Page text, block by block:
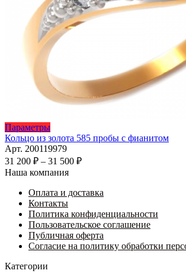
ПараметрыЭтот
товар
имеет
несколько
вариаций.
можно
выбрать
на
странице
товара.
Кольцо из золота 585 пробы с фианитом
Арт. 200119979
31 200 ₽ – 31 500 ₽Диапазон
200 ₽
31
500 ₽
Наша компания
Оплата и доставка
Контакты
Политика конфиденциальности
Пользовательское соглашение
Публичная оферта
Согласие на политику обработки
Категории